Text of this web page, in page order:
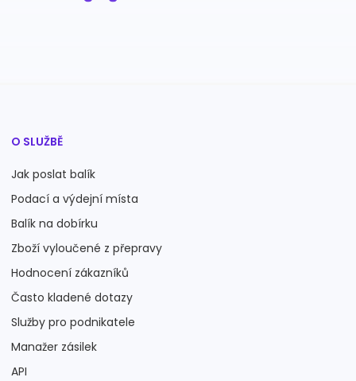
O SLUŽBĚ
Jak poslat balík
Podací a výdejní místa
Balík na dobírku
Zboží vyloučené z přepravy
Hodnocení zákazníků
Často kladené dotazy
Služby pro podnikatele
Manažer zásilek
API